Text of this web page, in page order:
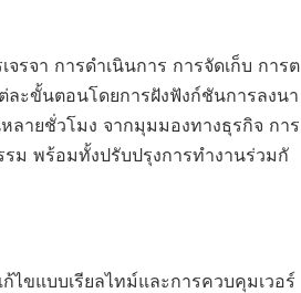
รจา การดำเนินการ การจัดเก็บ การต
ละขั้นตอนโดยการฝังฟังก์ชันการลงนา
ลายชั่วโมง จากมุมมองทางธุรกิจ การ
ม พร้อมทั้งปรับปรุงการทำงานร่วมกั
ขแบบเรียลไทม์และการควบคุมเวอร์